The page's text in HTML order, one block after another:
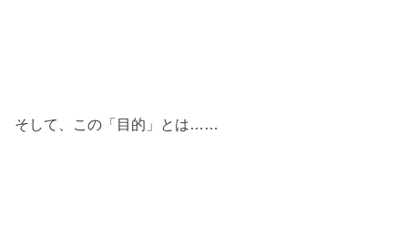
そして、この「目的」とは……